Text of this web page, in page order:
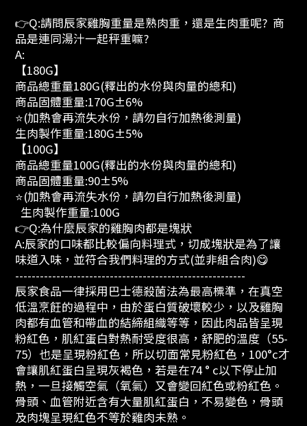
👉Q:請問辰家雞胸重量是熟肉重，還是生肉重呢? 商
品是連同湯汁一起秤重嘛?
A:
【180G】
商品總重量180G(釋出的水份與肉量的總和)
商品固體重量:170G±6%
⭐(加熱會再流失水份，請勿自行加熱後測量)
生肉製作重量:180G±5%
【100G】
商品總重量100G(釋出的水份與肉量的總和)
商品固體重量:90±5%
⭐(加熱會再流失水份，請勿自行加熱後測量)
生肉製作重量:100G
👉Q:為什麼辰家的雞胸肉都是塊狀
A:辰家的口味都比較偏向料理式，切成塊狀是為了讓
味道入味，並符合我們料理的方式(並非組合肉)😋
--------------------------------------------------------
辰家食品一律採用巴士德殺菌法為最高標準，在真空
低溫烹飪的過程中，由於蛋白質破壞較少，以及雞胸
肉都有血管和帶血的結締組織等等，因此肉品皆呈現
粉紅色，肌紅蛋白對熱耐受度很高，舒肥的溫度（55-
75）也是呈現粉紅色，所以切面常見粉紅色，100°c才
會讓肌紅蛋白呈現灰褐色，若是在74 ° c以下停止加
熱，一旦接觸空氣（氧氣）又會變回紅色或粉紅色。
骨頭、血管附近含有大量肌紅蛋白，不易變色，骨頭
及肉塊呈現紅色不等於雞肉未熟。